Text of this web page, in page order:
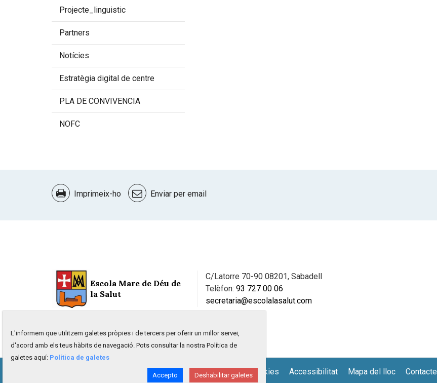
Projecte_linguistic
Partners
Notícies
Estratègia digital de centre
PLA DE CONVIVENCIA
NOFC
Imprimeix-ho Enviar per email
Escola Mare de Déu de
la Salut
C/Latorre 70-90 08201, Sabadell
Telèfon:93 727 00 06
secretaria@escolalasalut.com
Política de privacitat Política de cookies Accessibilitat Mapa del lloc Contacte
L'informem que utilitzem galetes pròpies i de tercers per oferir un millor servei,
d'acord amb els teus hàbits de navegació. Pots consultar la nostra Política de
galetes aquí: Política de galetes
Accepto Deshabilitar galetes